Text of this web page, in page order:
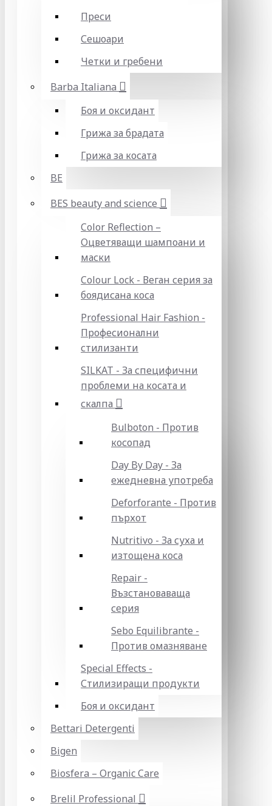
Преси
Сешоари
Четки и гребени
Barba Italiana
Боя и оксидант
Грижа за брадата
Грижа за косата
BE
BES beauty and science
Color Reflection –
Оцветяващи шампоани и
маски
Colour Lock - Веган серия за
боядисана коса
Professional Hair Fashion -
Професионални
стилизанти
SILKAT - За специфични
проблеми на косата и
скалпа
Bulboton - Против
косопад
Day By Day - За
ежедневна употреба
Deforforante - Против
пърхот
Nutritivo - За суха и
изтощена коса
Repair -
Възстановаваща
серия
Sebo Equilibrante -
Против омазняване
Special Effects -
Стилизиращи продукти
Боя и оксидант
Bettari Detergenti
Bigen
Biosfera – Organic Care
Brelil Professional